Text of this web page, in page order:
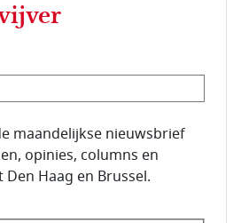
abonnee.
maandelijkse nieuwsbrief
opinies, columns en
Haag en Brussel.